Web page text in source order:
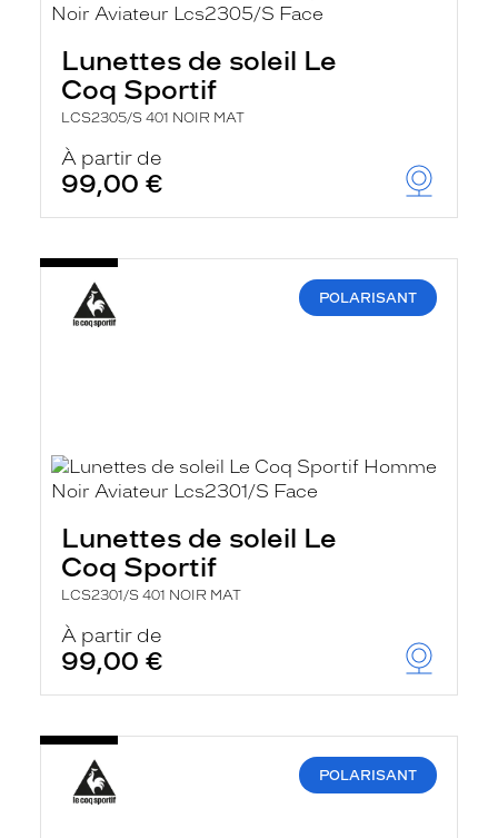
Lunettes de soleil Le
Coq Sportif
LCS2305/S 401 NOIR MAT
À partir de
99,00 €
POLARISANT
Lunettes de soleil Le
Coq Sportif
LCS2301/S 401 NOIR MAT
À partir de
99,00 €
POLARISANT